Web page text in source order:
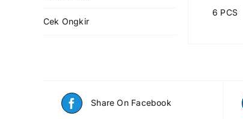
Cek Ongkir
6 PCS
Share On Facebook